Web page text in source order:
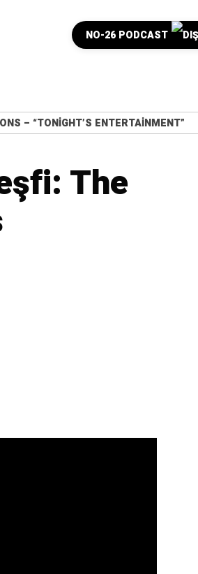
NO-26 PODCAST
– “TONIGHT’S ENTERTAINMENT”
The